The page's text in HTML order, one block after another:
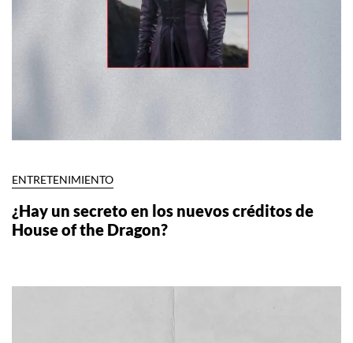
ENTRETENIMIENTO
¿Hay un secreto en los nuevos créditos de
House of the Dragon?